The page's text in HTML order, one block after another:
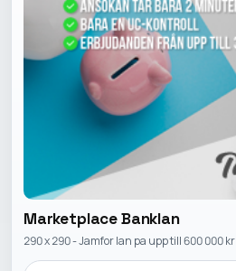
Marketplace Banklan
290 x 290 - Jamfor lan pa upp till 600 000 kr